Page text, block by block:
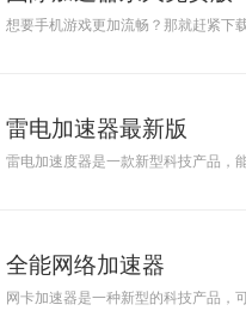
想要手机游戏更加流畅？那就赶紧下
雷电加速器最新版
雷电加速度器是一款新型科技产品，
全能网络加速器
网卡加速器是一种新型的科技产品，